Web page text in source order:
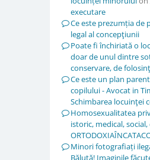
executare
Ce este prezumția de
legal al concepţiunii
Poate fi închiriată o
doar de unul dintre
conservare, de
Ce este un plan
copilului - Avocat in
Schimbarea locuinţei
Homosexualitatea
istoric, medical,
Minori fotografiați